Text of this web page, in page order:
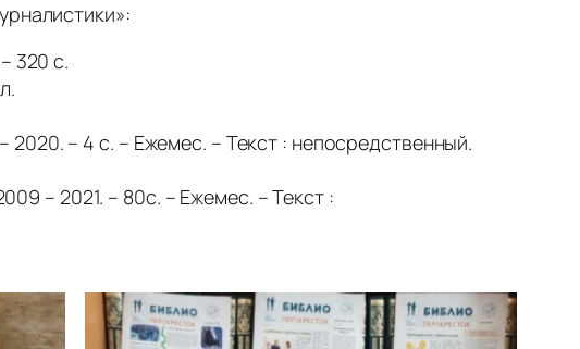
320 с.
– 4 с. – Ежемес. – Текст : непосредственный.
– 2021. – 80с. – Ежемес. – Текст :